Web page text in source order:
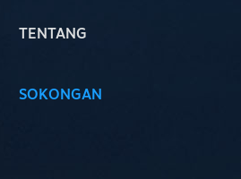
TENTANG
SOKONGAN